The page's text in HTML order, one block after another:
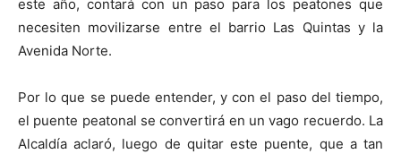
este año, contará con un paso para los peatones que
necesiten movilizarse entre el barrio Las Quintas y la
Avenida Norte.
Por lo que se puede entender, y con el paso del tiempo,
el puente peatonal se convertirá en un vago recuerdo. La
Alcaldía aclaró, luego de quitar este puente, que a tan